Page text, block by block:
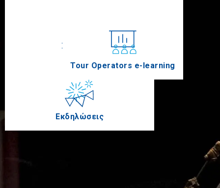
Συνέδρια
Εκδηλώσεις
Tour Operators e-learning